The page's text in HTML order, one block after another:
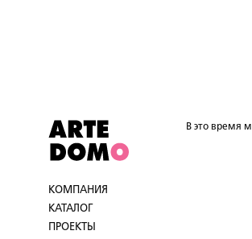
КОМПАНИЯ
КАТАЛОГ
ПРОЕКТЫ
В это время